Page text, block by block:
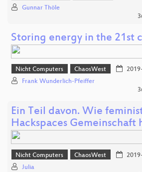
Gunnar Thöle
Storing energy in the 21st
Nicht Computers ChaosWest
Frank Wunderlich-Pfeiffer
Ein Teil davon. Wie
Hackspaces Gemeinschaft
Nicht Computers ChaosWest
Julia